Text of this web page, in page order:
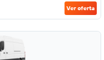
Ver oferta